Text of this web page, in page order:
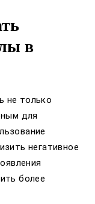
в
не только
для
негативное
более